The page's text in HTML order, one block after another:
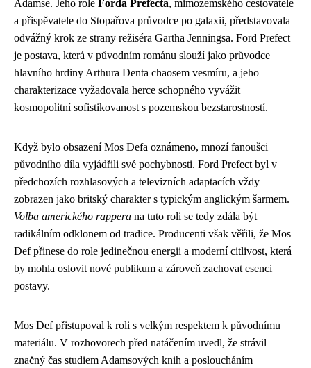
Adamse. Jeho role Forda Prefecta, mimozemského cestovatele
a přispěvatele do Stopařova průvodce po galaxii, představovala
odvážný krok ze strany režiséra Gartha Jenningsa. Ford Prefect
je postava, která v původním románu slouží jako průvodce
hlavního hrdiny Arthura Denta chaosem vesmíru, a jeho
charakterizace vyžadovala herce schopného vyvážit
kosmopolitní sofistikovanost s pozemskou bezstarostností.
Když bylo obsazení Mos Defa oznámeno, mnozí fanoušci
původního díla vyjádřili své pochybnosti. Ford Prefect byl v
předchozích rozhlasových a televizních adaptacích vždy
zobrazen jako britský charakter s typickým anglickým šarmem.
Volba amerického rappera na tuto roli se tedy zdála být
radikálním odklonem od tradice. Producenti však věřili, že Mos
Def přinese do role jedinečnou energii a moderní citlivost, která
by mohla oslovit nové publikum a zároveň zachovat esenci
postavy.
Mos Def přistupoval k roli s velkým respektem k původnímu
materiálu. V rozhovorech před natáčením uvedl, že strávil
značný čas studiem Adamsových knih a posloucháním